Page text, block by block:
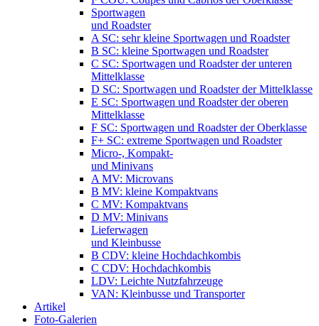
Sportwagen
und Roadster
A SC: sehr kleine Sportwagen und Roadster
B SC: kleine Sportwagen und Roadster
C SC: Sportwagen und Roadster der unteren
Mittelklasse
D SC: Sportwagen und Roadster der Mittelklasse
E SC: Sportwagen und Roadster der oberen
Mittelklasse
F SC: Sportwagen und Roadster der Oberklasse
F+ SC: extreme Sportwagen und Roadster
Micro-, Kompakt-
und Minivans
A MV: Microvans
B MV: kleine Kompaktvans
C MV: Kompaktvans
D MV: Minivans
Lieferwagen
und Kleinbusse
B CDV: kleine Hochdachkombis
C CDV: Hochdachkombis
LDV: Leichte Nutzfahrzeuge
VAN: Kleinbusse und Transporter
Artikel
Foto-Galerien